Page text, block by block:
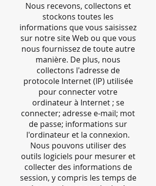
Nous recevons, collectons et
stockons toutes les
informations que vous saisissez
sur notre site Web ou que vous
nous fournissez de toute autre
manière. De plus, nous
collectons l'adresse de
protocole Internet (IP) utilisée
pour connecter votre
ordinateur à Internet ; se
connecter; adresse e-mail; mot
de passe; informations sur
l'ordinateur et la connexion.
Nous pouvons utiliser des
outils logiciels pour mesurer et
collecter des informations de
session, y compris les temps de